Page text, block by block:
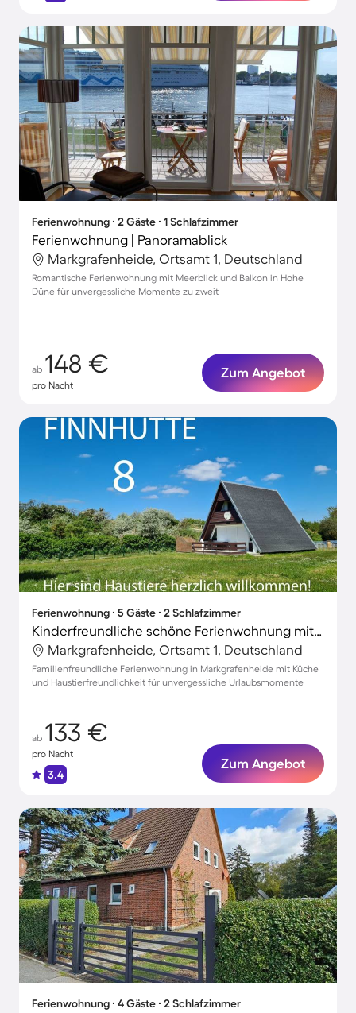
Ferienwohnung ∙ 2 Gäste ∙ 1 Schlafzimmer
Ferienwohnung | Panoramablick
Markgrafenheide, Ortsamt 1, Deutschland
Romantische Ferienwohnung mit Meerblick und Balkon in Hohe
Düne für unvergessliche Momente zu zweit
ab 148 €
pro Nacht
Zum Angebot
Ferienwohnung ∙ 5 Gäste ∙ 2 Schlafzimmer
Kinderfreundliche schöne Ferienwohnung mit Terrasse | Nah am Strand | Haustiere erlaubt
Markgrafenheide, Ortsamt 1, Deutschland
Familienfreundliche Ferienwohnung in Markgrafenheide mit Küche
und Haustierfreundlichkeit für unvergessliche Urlaubsmomente
ab 133 €
pro Nacht
3.4
Zum Angebot
Ferienwohnung ∙ 4 Gäste ∙ 2 Schlafzimmer